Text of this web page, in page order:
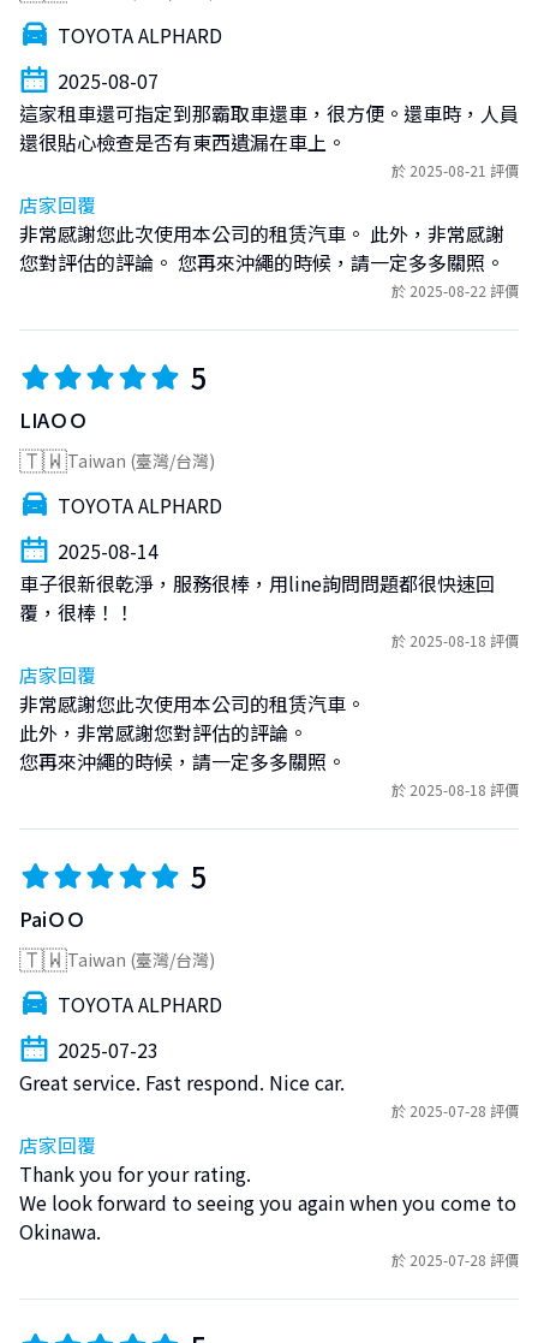
For detailed arrangements or special requests, please
contact us via LINE in advance.
If you have any questions, please feel free to contact us
anytime via LINE.
📱 Official LINE
🆔 LINE ID
@942vsbwc
TOYOTA ALPHARD
2025-08-07
這家租車還可指定到那霸取車還車，很方便。還車時，人員
還很貼心檢查是否有東西遺漏在車上。
於 2025-08-21 評價
店家回覆
非常感謝您此次使用本公司的租赁汽車。 此外，非常感謝
您對評估的評論。 您再來沖繩的時候，請一定多多關照。
於 2025-08-22 評價
5
LIAＯＯ
🇹🇼Taiwan (臺灣/台灣)
TOYOTA ALPHARD
2025-08-14
車子很新很乾淨，服務很棒，用line詢問問題都很快速回
覆，很棒！！
於 2025-08-18 評價
店家回覆
非常感謝您此次使用本公司的租赁汽車。
此外，非常感謝您對評估的評論。
您再來沖繩的時候，請一定多多關照。
於 2025-08-18 評價
5
PaiＯＯ
🇹🇼Taiwan (臺灣/台灣)
TOYOTA ALPHARD
2025-07-23
Great service. Fast respond. Nice car.
於 2025-07-28 評價
店家回覆
Thank you for your rating.
We look forward to seeing you again when you come to
Okinawa.
於 2025-07-28 評價